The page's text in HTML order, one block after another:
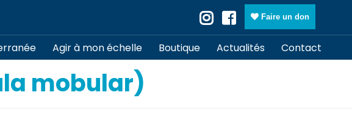
Faire un don
Agir à mon échelle Boutique Actualités Contact
mobular)